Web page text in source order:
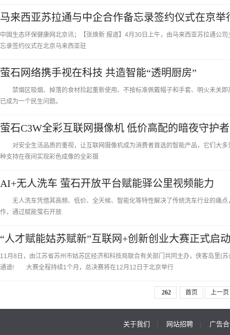
马来西亚苏拉通与中企合作备忘录签约仪式在京举
中国生态环保健康网北京讯；【张焕新 报道】4月30日上午，由马来西亚苏拉通公
忘录签约仪式在北京马来西亚驻
萤石网络携手视在科技 共造智能“透明厨房”
禁烟区吸烟、掉落的食材捡起重新使用、不按标准佩戴帽子和手套、明火未关
已成为一个民生问题。
萤石C3W全彩互联网摄像机 低价高配的暗夜守护者
对安全生活品质的重视，让互联网摄像机成为消费者首选的智能产品，它们大多
种支持在夜间实现彩色成像的全彩摄
AI+无人洗车 萤石开放平台赋能驿公里视频能力
无人洗车凭借其高频、低价、全天候、智能化等特性解决了传统洗车行业的痛点
作，通过赋能萤石开放
“人才赋能姑苏赋新”互联网+创新创业大赛正式启动
11月8日，由江苏省苏州市姑苏区经济和科技局联合有关部门共同主办，侠客岛里(
通道! 大赛全程持续1个月，总决赛将在12月12日于北京举行
262 首页 上一页
关于我们 | 网站招聘| 广告